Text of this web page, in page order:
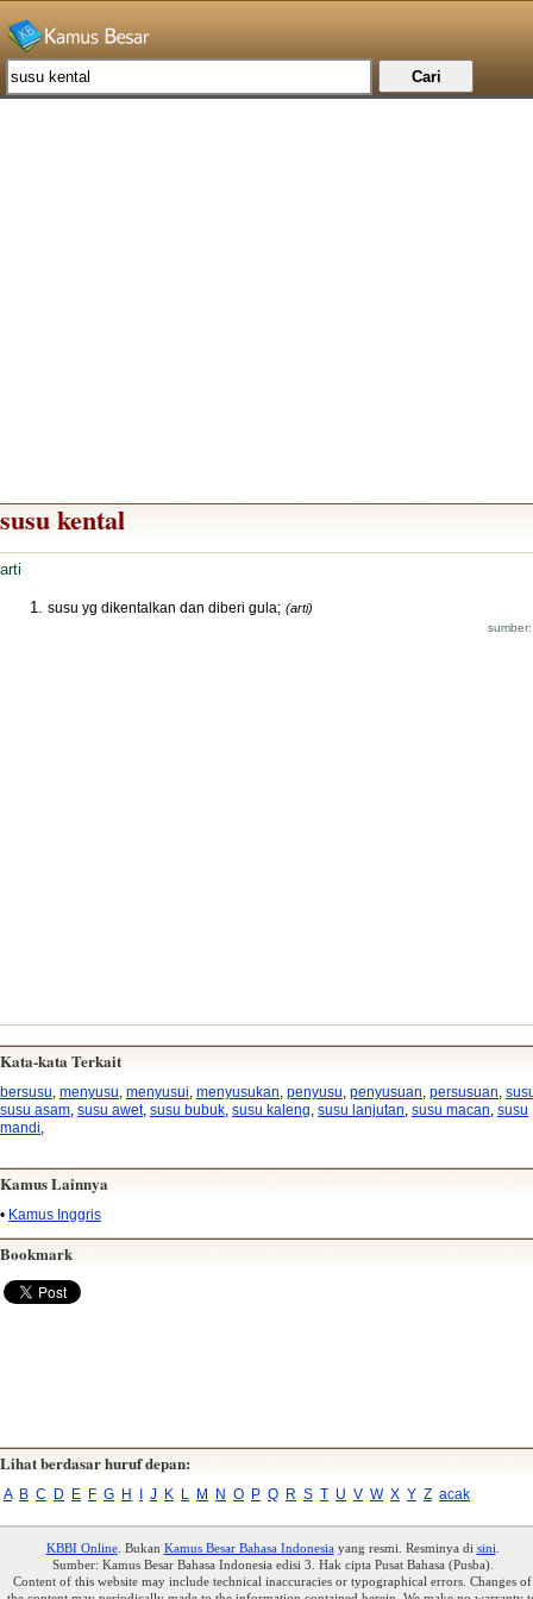
susu kental
arti
susu yg dikentalkan dan diberi gula; (arti)
Kata-kata Terkait
bersusu menyusu menyusui menyusukan penyusu penyusuan persusuan
susu asam susu awet, susu bubuk susu kaleng susu lanjutan susu macan susu
mandi
Kamus Lainnya
• Kamus Inggris
Bookmark
Lihat berdasar huruf depan:
A B C D E F G H J K L M N O P Q R S T U V W X Y Z acak
KBBI Online. Bukan Kamus Besar Bahasa Indonesiayang resmi. Resminya di sini
Sumber: Kamus Besar Bahasa Indonesia edisi 3. Hak cipta Pusat Bahasa (Pusba).
Content of this website may include technical inaccuracies or typographical errors. Changes of